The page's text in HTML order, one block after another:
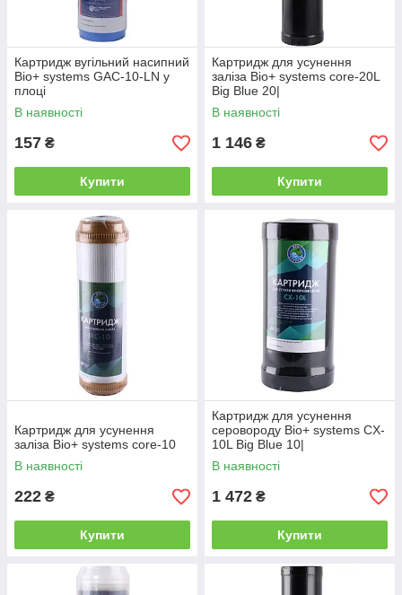
Картридж вугільний насипний
Bio+ systems GAC-10-LN у
плоці
В наявності
157 ₴
Купити
Картридж для усунення
заліза Bio+ systems core-20L
Big Blue 20|
В наявності
1 146 ₴
Купити
Картридж для усунення
заліза Bio+ systems core-10
В наявності
222 ₴
Купити
Картридж для усунення
серовороду Bio+ systems CX-
10L Big Blue 10|
В наявності
1 472 ₴
Купити